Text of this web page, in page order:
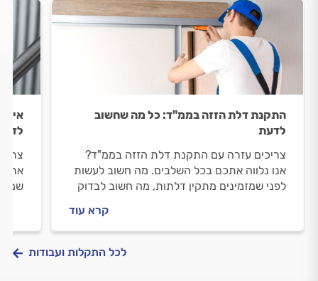
התקנת דלת הזזה בממ"ד: כל מה שחשוב
לדעת
צריכים עזרה עם התקנת דלת הזזה בממ"ד?
אנו נלווה אתכם בכל השלבים. מה חשוב לעשות
לפני שמזמינים מתקין דלתות, מה חשוב לבדוק
קרא עוד
לכל התקלות ועבודות